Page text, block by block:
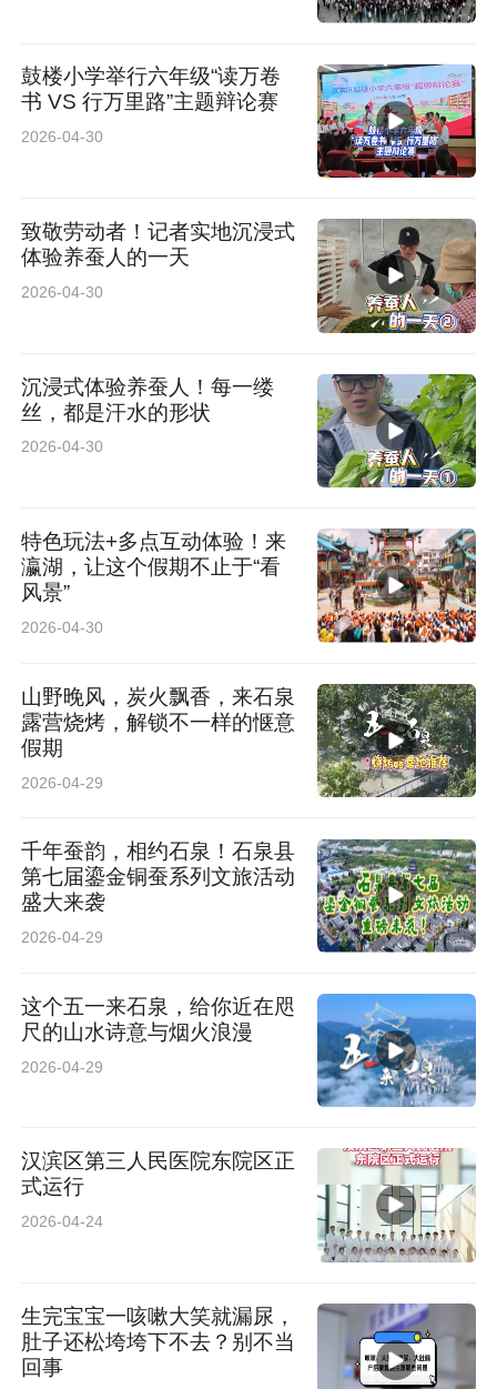
鼓楼小学举行六年级“读万卷
书 VS 行万里路”主题辩论赛
2026-04-30
致敬劳动者！记者实地沉浸式
体验养蚕人的一天
2026-04-30
沉浸式体验养蚕人！每一缕
丝，都是汗水的形状
2026-04-30
特色玩法+多点互动体验！来
瀛湖，让这个假期不止于“看
风景”
2026-04-30
山野晚风，炭火飘香，来石泉
露营烧烤，解锁不一样的惬意
假期
2026-04-29
千年蚕韵，相约石泉！石泉县
第七届鎏金铜蚕系列文旅活动
盛大来袭
2026-04-29
这个五一来石泉，给你近在咫
尺的山水诗意与烟火浪漫
2026-04-29
汉滨区第三人民医院东院区正
式运行
2026-04-24
生完宝宝一咳嗽大笑就漏尿，
肚子还松垮垮下不去？别不当
回事